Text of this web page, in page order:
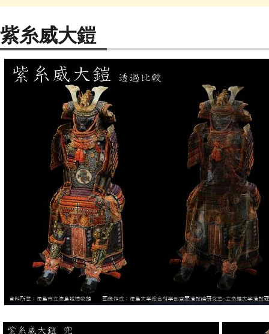
紫糸威大鎧